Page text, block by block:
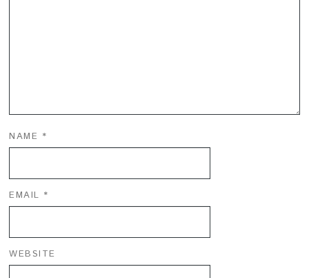
NAME *
EMAIL *
WEBSITE